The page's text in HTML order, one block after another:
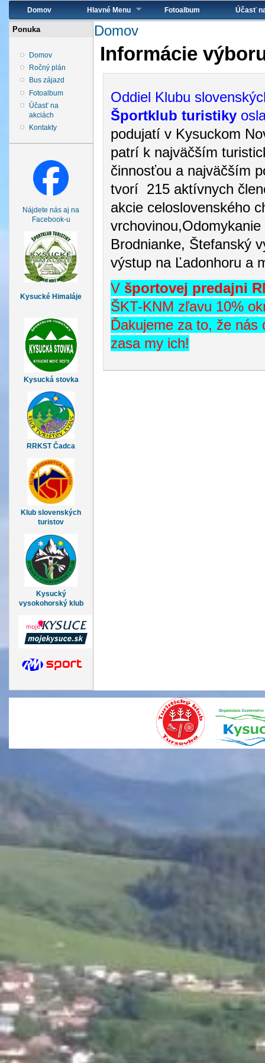
Hlavné menu
Domov Hlavné Menu Fotoalbum Účasť
Ponuka
Domov
Ročný plán
Bus zájazd
Fotoalbum
Účasť na
akciách
Kontakty
Nájdete nás aj na
Facebook-u
Kysucké Himaláje
Kysucká stovka
RRKST Čadca
Klub slovenských
turistov
Kysucký
vysokohorský klub
Nachádzate sa tu
Domov
Informácie
Oddiel Klubu
Športklub turistiky
podujatí v Kysuckom
patrí k najväčším
činnosťou a najväčším
tvorí 215 aktívnych
akcie celoslovenského
Brodnianke, Štefanský
výstup na Ľadonhoru a
V športovej predajni
ŠKT-KNM zľavu 10%
Ďakujeme za to, že nás
zasa my ich!